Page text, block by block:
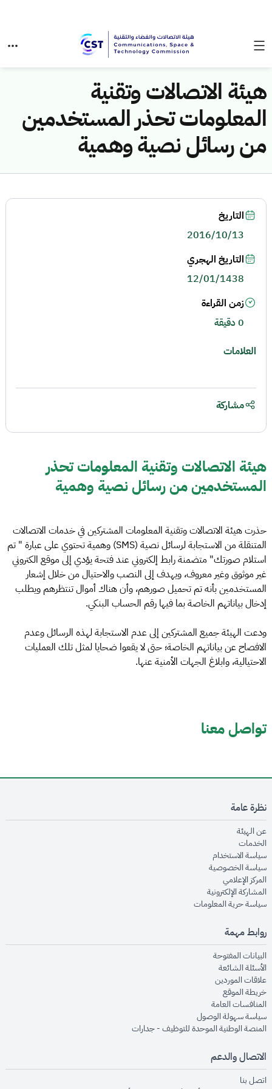
هيئة الاتصالات وتقنية
المعلومات تحذر المستخدمين
من رسائل نصية وهمية
هيئة الاتصالات وتقنية المعلومات تحذر
المستخدمين من رسائل نصية وهمية
حذرت هيئة الاتصالات وتقنية المعلومات المشتركين في خدمات الاتصالات
المتنقلة من الاستجابة لرسائل نصية (SMS) وهمية تحتوي على عبارة " تم
استلام صورتك" متضمنة رابط إلكتروني عند فتحة يؤدي إلى موقع الكتروني
غير موثوق وغير معروف، ويهدف إلى النصب والاحتيال من خلال إشعار
المستخدمين بأنه تم تحميل صورهم، وأن هناك أموال تنتظرهم ويطلب
إدخال بياناتهم الخاصة بما فيها رقم الحساب البنكي.
ودعت الهيئة جميع المشتركين إلى عدم الاستجابة لهذه الرسائل وعدم
الافصاح عن بياناتهم الخاصة؛ حتى لا يقعوا ضحايا لمثل تلك العمليات
الاحتيالية، وابلاغ الجهات الأمنية عنها.
التاريخ
2016/10/13
التاريخ الهجري
12/01/1438
زمن القراءة
0 دقيقة
العلامات
مشاركة
تواصل معنا
نظرة عامة
عن الهيئةopens in new window
الخدماتopens in new window
سياسة الاستخدام
سياسة الخصوصيةopens in new window
المركز الإعلاميopens in new window
المشاركة الإلكترونيةopens in new window
سياسة حرية المعلوماتopens in new window
روابط مهمة
البيانات المفتوحةopens in new window
الأسئلة الشائعةopens in new window
علاقات الموردينopens in new window
خريطة الموقعopens in new window
المنافسات العامةopens in new window
سياسة سهولة الوصولopens in new window
المنصة الوطنية الموحدة للتوظيف - جداراتopens in new window
الاتصال والدعم
اتصل بنا